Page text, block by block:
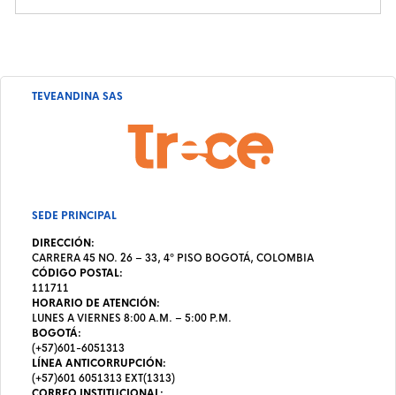
TEVEANDINA SAS
SEDE PRINCIPAL
DIRECCIÓN:
CARRERA 45 NO. 26 – 33, 4º PISO BOGOTÁ, COLOMBIA
CÓDIGO POSTAL:
111711
HORARIO DE ATENCIÓN:
LUNES A VIERNES 8:00 A.M. – 5:00 P.M.
BOGOTÁ:
(+57)601-6051313
LÍNEA ANTICORRUPCIÓN:
(+57)601 6051313 EXT(1313)